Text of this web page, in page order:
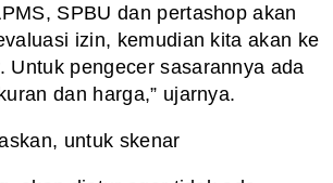
SPBU dan pertashop akan
izin, kemudian kita akan ke
Untuk pengecer sasarannya ada
dan harga,” ujarnya.
untuk skenar